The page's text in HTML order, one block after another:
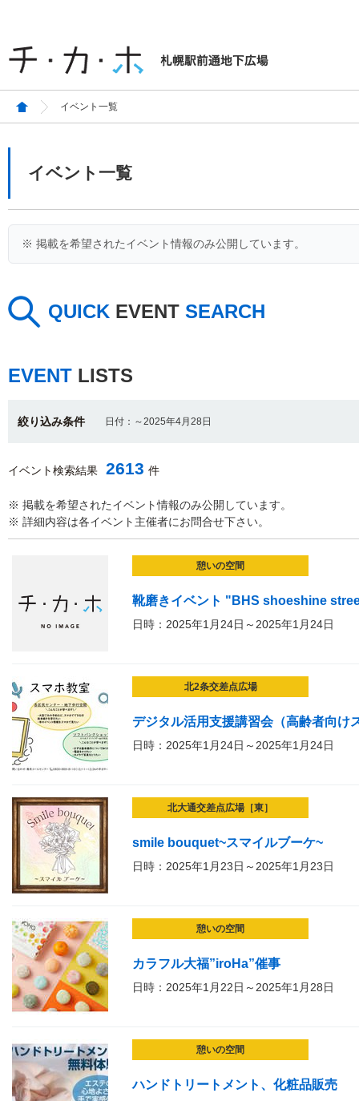
イベント一覧
イベント一覧
※ 掲載を希望されたイベント情報のみ公開しています。
QUICK EVENT SEARCH
EVENT LISTS
絞り込み条件 日付：～2025年4月28日
イベント検索結果 2613 件
※ 掲載を希望されたイベント情報のみ公開しています。
※ 詳細内容は各イベント主催者にお問合せ下さい。
憩いの空間
靴磨きイベント "BHS shoeshine
日時：2025年1月24日～2025年1月24日
北2条交差点広場
デジタル活用支援講習会（高齢者向け
日時：2025年1月24日～2025年1月24日
北大通交差点広場［東］
smile bouquet~スマイルブーケ~
日時：2025年1月23日～2025年1月23日
憩いの空間
カラフル大福”iroHa”催事
日時：2025年1月22日～2025年1月28日
憩いの空間
ハンドトリートメント、化粧品販売